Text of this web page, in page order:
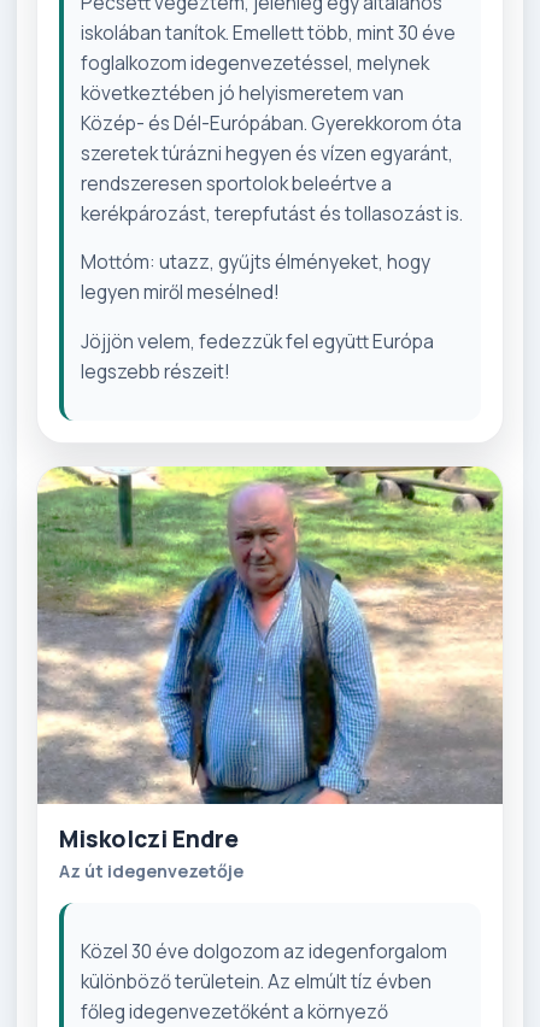
iskolában tanítok. Emellett több, mint 30 éve
foglalkozom idegenvezetéssel, melynek
következtében jó helyismeretem van
Közép- és Dél-Európában. Gyerekkorom óta
szeretek túrázni hegyen és vízen egyaránt,
rendszeresen sportolok beleértve a
kerékpározást, terepfutást és tollasozást is.
Mottóm: utazz, gyűjts élményeket, hogy
legyen miről mesélned!
Jöjjön velem, fedezzük fel együtt Európa
legszebb részeit!
Miskolczi Endre
Az út idegenvezetője
Közel 30 éve dolgozom az idegenforgalom
különböző területein. Az elmúlt tíz évben
főleg idegenvezetőként a környező